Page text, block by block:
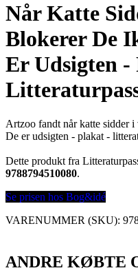
Når Katte
Blokerer De
Er Udsigten -
Artzoo fandt når katte sidder
De er udsigten - plakat -
Dette produkt fra
9788794510080.
Se prisen hos Bog&idé
VARENUMMER (SKU):
ANDRE KØBTE